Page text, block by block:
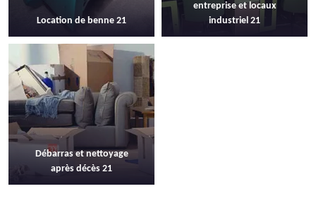
Location de benne 21
entreprise et locaux
industriel 21
Débarras et nettoyage
après décès 21